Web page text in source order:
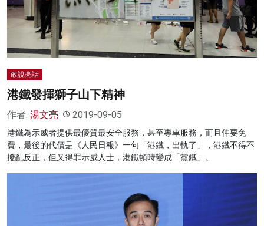
敢說亮話
港鐵發揮獅子山下精神
作者: 湯文亮 2019-09-05
港鐵為示威者提供最優質最安全服務，甚至專車服務，而且仲要免
費，最後的代價是《人民日報》一句「港鐵，出軌了」，港鐵不得不
撥亂反正，但又得罪示威人士，港鐵頓時變成「黨鐵」。